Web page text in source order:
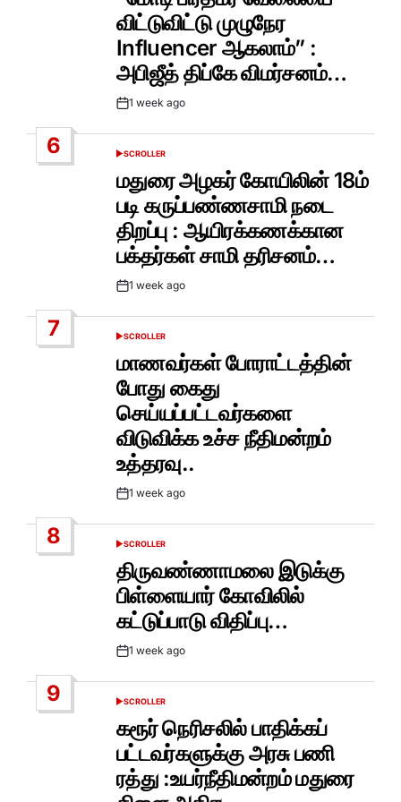
விட்டுவிட்டு முழுநேர
Influencer ஆகலாம்” :
அபிஜீத் திப்கே விமர்சனம்…
Post1 week ago
6
POSTED
SCROLLER
மதுரை அழகர் கோயிலின் 18ம்
படி கருப்பண்ணசாமி நடை
திறப்பு : ஆயிரக்கணக்கான
பக்தர்கள் சாமி தரிசனம்…
Post1 week ago
7
POSTED
SCROLLER
மாணவர்கள் போராட்டத்தின்
போது கைது
செய்யப்பட்டவர்களை
விடுவிக்க உச்ச நீதிமன்றம்
உத்தரவு..
Post1 week ago
8
POSTED
SCROLLER
திருவண்ணாமலை இடுக்கு
பிள்ளையார் கோவிலில்
கட்டுப்பாடு விதிப்பு…
Post1 week ago
9
POSTED
SCROLLER
கரூர் நெரிசலில் பாதிக்கப்
பட்டவர்களுக்கு அரசு பணி
ரத்து :உயர்நீதிமன்றம் மதுரை